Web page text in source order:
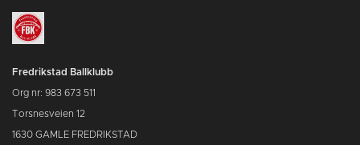
Fredrikstad Ballklubb
Org nr: 983 673 511
Torsnesveien 12
1630 GAMLE FREDRIKSTAD